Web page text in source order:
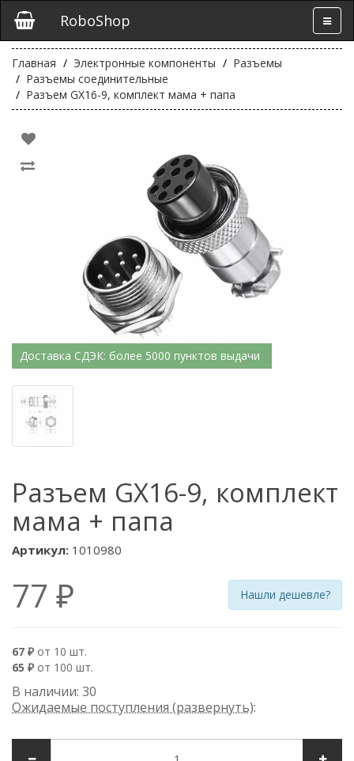
RoboShop
Главная Электронные компоненты
Разъемы
Разъемы соединительные
Разъем GX16-9, комплект мама + папа
Доставка СДЭК: более 5000 пунктов выдачи
Разъем GX16-9, комплект
мама + папа
Артикул: 1010980
77 ₽ Нашли дешевле?
67 ₽ от 10 шт.
65 ₽ от 100 шт.
В наличии: 30
Ожидаемые поступления (развернуть):